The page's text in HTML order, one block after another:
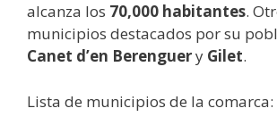
alcanza los 70,000 habitantes.
municipios destacados por su
Canet d’en Berenguery Gilet.
Lista de municipios de la comarca: